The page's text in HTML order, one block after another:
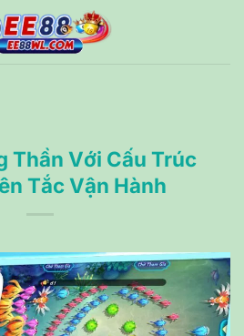
Thần Với Cấu Trúc
Tắc Vận Hành